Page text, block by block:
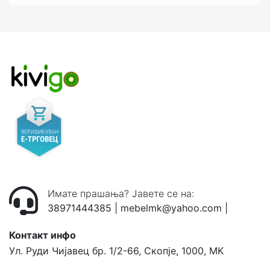
Имате прашања? Јавете се на:
38971444385
mebelmk@yahoo.com
Контакт инфо
Ул. Руди Чијавец бр. 1/2-66, Скопје, 1000, MK